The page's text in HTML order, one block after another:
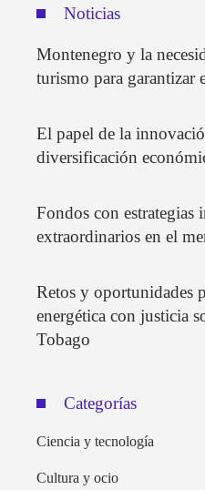
Noticias
Montenegro y la
turismo para garantizar
El papel de la
diversificación
Fondos con estrategias
extraordinarios en el
Retos y oportunidades
energética con justicia
Tobago
Categorías
Ciencia y tecnología
Cultura y ocio